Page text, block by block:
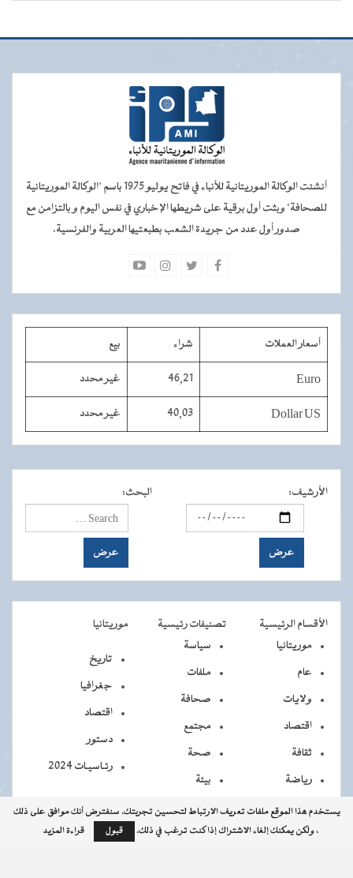
أنشئت الوكالة الموريتانية للأنباء في فاتح يوليو 1975 باسم "الوكالة الموريتانية
للصحافة" وبثت أول برقية على شريطها الإخباري في نفس اليوم و بالتزامن مع
صدور أول عدد من جريدة الشعب بطبعتيها العربية والفرنسية.
أسعار العملات شراء بيع
Euro
46,21 غير محدد
Dollar US
40,03 غير محدد
الأرشيف: البحث:
الأقسام الرئيسية تصنيفات رئيسية
موريتانيا
موريتانيا
عام
ولايات
اقتصاد
ثقافة
رياضة
سياسة
ملفات
صحافة
مجتمع
صحة
بيئة
تاريخ
جغرافيا
اقتصاد
دستور
رئـاسيـات 2024
يستخدم هذا الموقع ملفات تعريف الارتباط لتحسين تجربتك. سنفترض أنك موافق على ذلك
، ولكن يمكنك إلغاء الاشتراك إذا كنت ترغب في ذلك.
قبول قراءة المزيد